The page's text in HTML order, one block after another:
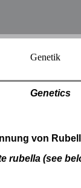
Genetik
Genetics
von
rubella (see